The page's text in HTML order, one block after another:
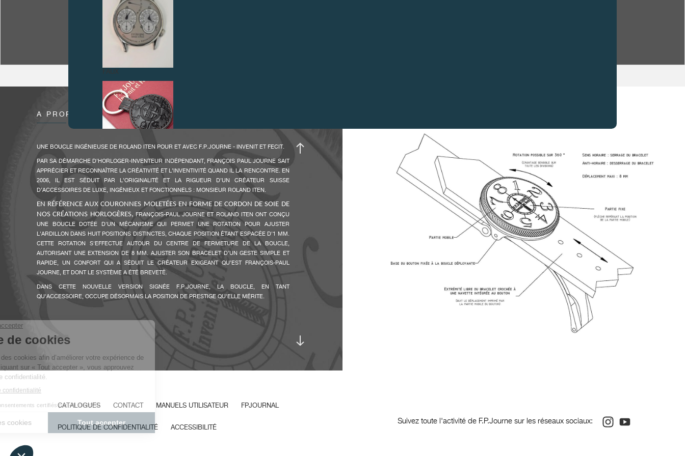
À PROPOS
UNE BOUCLE INGÉNIEUSE DE ROLAND ITEN POUR ET AVEC F.P.JOURNE - INVENIT ET FECIT.
PAR SA DÉMARCHE D’HORLOGER-INVENTEUR INDÉPENDANT, FRANÇOIS PAUL JOURNE SAIT
APPRÉCIER ET RECONNAÎTRE LA CRÉATIVITÉ ET L’INVENTIVITÉ QUAND IL LA RENCONTRE. EN
2006, IL EST SÉDUIT PAR L’ORIGINALITÉ ET LA RIGUEUR D’UN CRÉATEUR SUISSE
D’ACCESSOIRES DE LUXE, INGÉNIEUX ET FONCTIONNELS : MONSIEUR ROLAND ITEN.
EN RÉFÉRENCE AUX COURONNES MOLETÉES EN FORME DE CORDON DE SOIE DE
NOS CRÉATIONS HORLOGÈRES,
FRANÇOIS-PAUL JOURNE ET ROLAND ITEN ONT CONÇU
UNE BOUCLE DOTÉE D'UN MÉCANISME QUI PERMET UNE ROTATION POUR AJUSTER
L'ARDILLON DANS HUIT POSITIONS DISTINCTES, CHAQUE POSITION ÉTANT ESPACÉE D'1 MM.
CETTE ROTATION S'EFFECTUE AUTOUR DU CENTRE DE FERMETURE DE LA BOUCLE,
AUTORISANT UNE EXTENSION DE 8 MM. AJUSTER SON BRACELET D’UN GESTE SIMPLE ET
RAPIDE, UN CONFORT QUI A SÉDUIT LE CRÉATEUR EXIGEANT QU’EST FRANÇOIS-PAUL
JOURNE, ET DONT LE SYSTÈME A ÉTÉ BREVETÉ.
DANS CETTE NOUVELLE VERSION SIGNÉE F.P.JOURNE, LA BOUCLE, EN TANT
QU'ACCESSOIRE, OCCUPE DÉSORMAIS LA POSITION DE PRESTIGE QU'ELLE MÉRITE.
CATALOGUES CONTACT MANUELS UTILISATEUR FPJOURNAL
POLITIQUE DE CONFIDENTIALITÉ ACCESSIBILITÉ
Suivez toute l'activité de F.P.Journe sur les réseaux sociaux: Youtube
Instagram
FAUX
FAUX